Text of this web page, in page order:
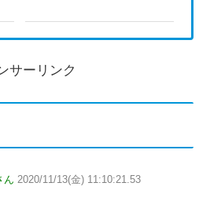
サーリンク
ん 2020/11/13(金) 11:10:21.53